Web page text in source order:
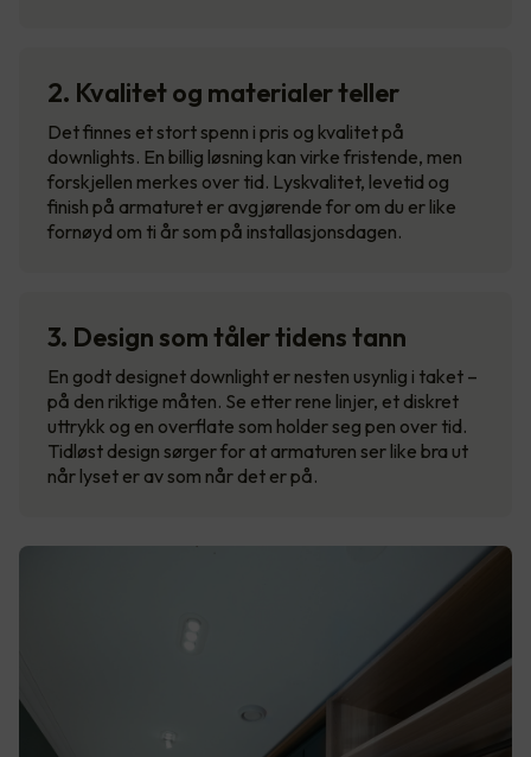
2. Kvalitet og materialer teller
Det finnes et stort spenn i pris og kvalitet på
downlights. En billig løsning kan virke fristende, men
forskjellen merkes over tid. Lyskvalitet, levetid og
finish på armaturet er avgjørende for om du er like
fornøyd om ti år som på installasjonsdagen.
3. Design som tåler tidens tann
En godt designet downlight er nesten usynlig i taket –
på den riktige måten. Se etter rene linjer, et diskret
uttrykk og en overflate som holder seg pen over tid.
Tidløst design sørger for at armaturen ser like bra ut
når lyset er av som når det er på.